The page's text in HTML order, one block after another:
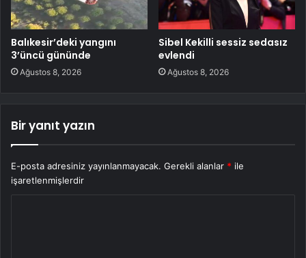
Balıkesir’deki yangını
3’üncü gününde
Ağustos 8, 2026
Sibel Kekilli sessiz sedasız
evlendi
Ağustos 8, 2026
Bir yanıt yazın
E-posta adresiniz yayınlanmayacak. Gerekli alanlar * ile
işaretlenmişlerdir